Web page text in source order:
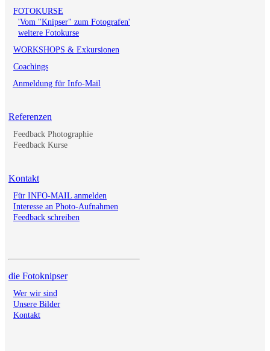
FOTOKURSE
'Vom "Knipser" zum Fotografen'
weitere Fotokurse
WORKSHOPS & Exkursionen
Coachings
Anmeldung für Info-Mail
Referenzen
Feedback Photographie
Feedback Kurse
Kontakt
Für INFO-MAIL anmelden
Interesse an Photo-Aufnahmen
Feedback schreiben
die Fotoknipser
Wer wir sind
Unsere Bilder
Kontakt